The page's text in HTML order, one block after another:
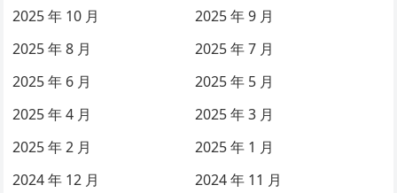
2025 年 10 月
2025 年 9 月
2025 年 8 月
2025 年 7 月
2025 年 6 月
2025 年 5 月
2025 年 4 月
2025 年 3 月
2025 年 2 月
2025 年 1 月
2024 年 12 月
2024 年 11 月